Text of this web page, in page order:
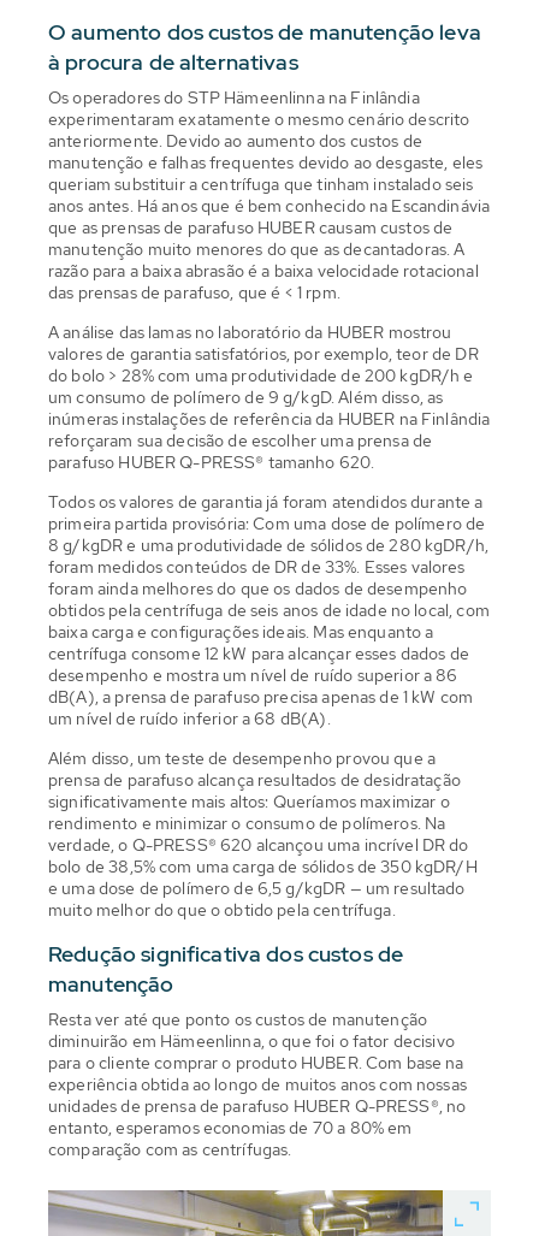
O aumento dos custos de manutenção leva
à procura de alternativas
Os operadores do STP Hämeenlinna na Finlândia
experimentaram exatamente o mesmo cenário descrito
anteriormente. Devido ao aumento dos custos de
manutenção e falhas frequentes devido ao desgaste, eles
queriam substituir a centrífuga que tinham instalado seis
anos antes. Há anos que é bem conhecido na Escandinávia
que as prensas de parafuso HUBER causam custos de
manutenção muito menores do que as decantadoras. A
razão para a baixa abrasão é a baixa velocidade rotacional
das prensas de parafuso, que é < 1 rpm.
A análise das lamas no laboratório da HUBER mostrou
valores de garantia satisfatórios, por exemplo, teor de DR
do bolo > 28% com uma produtividade de 200 kgDR/h e
um consumo de polímero de 9 g/kgD. Além disso, as
inúmeras instalações de referência da HUBER na Finlândia
reforçaram sua decisão de escolher uma prensa de
parafuso HUBER Q-PRESS® tamanho 620.
Todos os valores de garantia já foram atendidos durante a
primeira partida provisória: Com uma dose de polímero de
8 g/kgDR e uma produtividade de sólidos de 280 kgDR/h,
foram medidos conteúdos de DR de 33%. Esses valores
foram ainda melhores do que os dados de desempenho
obtidos pela centrífuga de seis anos de idade no local, com
baixa carga e configurações ideais. Mas enquanto a
centrífuga consome 12 kW para alcançar esses dados de
desempenho e mostra um nível de ruído superior a 86
dB(A), a prensa de parafuso precisa apenas de 1 kW com
um nível de ruído inferior a 68 dB(A).
Além disso, um teste de desempenho provou que a
prensa de parafuso alcança resultados de desidratação
significativamente mais altos: Queríamos maximizar o
rendimento e minimizar o consumo de polímeros. Na
verdade, o Q-PRESS® 620 alcançou uma incrível DR do
bolo de 38,5% com uma carga de sólidos de 350 kgDR/H
e uma dose de polímero de 6,5 g/kgDR — um resultado
muito melhor do que o obtido pela centrífuga.
Redução significativa dos custos de
manutenção
Resta ver até que ponto os custos de manutenção
diminuirão em Hämeenlinna, o que foi o fator decisivo
para o cliente comprar o produto HUBER. Com base na
experiência obtida ao longo de muitos anos com nossas
unidades de prensa de parafuso HUBER Q-PRESS®, no
entanto, esperamos economias de 70 a 80% em
comparação com as centrífugas.